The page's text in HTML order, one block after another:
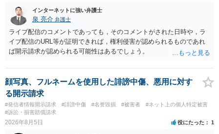
インターネットに強い弁護士
泉 亮介 弁護士
ライブ配信のコメントであっても，そのコメントがされた日時や，ラ
イブ配信のURL等が証明できれば，権利侵害が認められるものであれ
ば開示請求が認められる可能性はあるでしょう。
顔写真、フルネームを使用した誹謗中傷、悪用に対す
る開示請求
#発信者情報開示請求 #誹謗中傷 #名誉毀損 #被害者
#ネット上の個人特定被害
#訴訟・損害賠償請求
2026年8月5日 役にたった 1